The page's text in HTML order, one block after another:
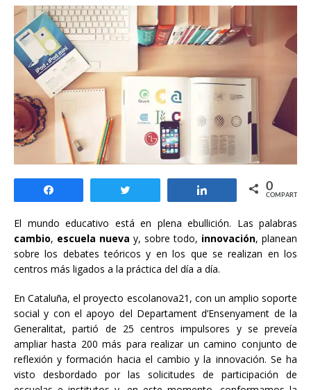
Compartir 0
COMPARTIR
El mundo educativo está en plena ebullición. Las palabras
cambio, escuela nueva y, sobre todo, innovación, planean
sobre los debates teóricos y en los que se realizan en los
centros más ligados a la práctica del día a día.
En Cataluña, el proyecto escolanova21, con un amplio soporte
social y con el apoyo del Departament d’Ensenyament de la
Generalitat, partió de 25 centros impulsores y se preveía
ampliar hasta 200 más para realizar un camino conjunto de
reflexión y formación hacia el cambio y la innovación. Se ha
visto desbordado por las solicitudes de participación de